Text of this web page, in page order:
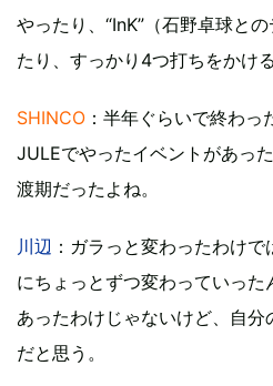
やったり、“InK”（石野卓球と
たり、すっかり4つ打ちをかけ
SHINCO ：半年ぐらいで終わ
JULEでやったイベントがあっ
渡期だったよね。
川辺 ：ガラっと変わったわけ
にちょっとずつ変わっていっ
あったわけじゃないけど、自
だと思う。